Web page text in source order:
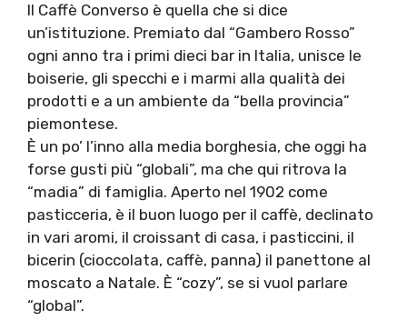
Il Caffè Converso è quella che si dice
un’istituzione. Premiato dal “Gambero Rosso”
ogni anno tra i primi dieci bar in Italia, unisce le
boiserie, gli specchi e i marmi alla qualità dei
prodotti e a un ambiente da “bella provincia”
piemontese.
È un po’ l’inno alla media borghesia, che oggi ha
forse gusti più “globali”, ma che qui ritrova la
“madia” di famiglia. Aperto nel 1902 come
pasticceria, è il buon luogo per il caffè, declinato
in vari aromi, il croissant di casa, i pasticcini, il
bicerin (cioccolata, caffè, panna) il panettone al
moscato a Natale. È “cozy”, se si vuol parlare
“global”.